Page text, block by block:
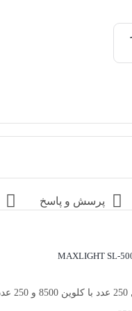
پرسش و پاسخ